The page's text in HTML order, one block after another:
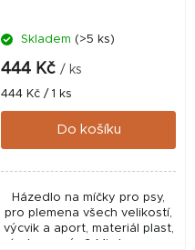
Skladem (>5 ks)
444 Kč / ks
Měrná
cena:
444 Kč / 1 ks
Do košíku
Házedlo na míčky pro psy,
pro plemena všech velikostí,
výcvik a aport, materiál plast,